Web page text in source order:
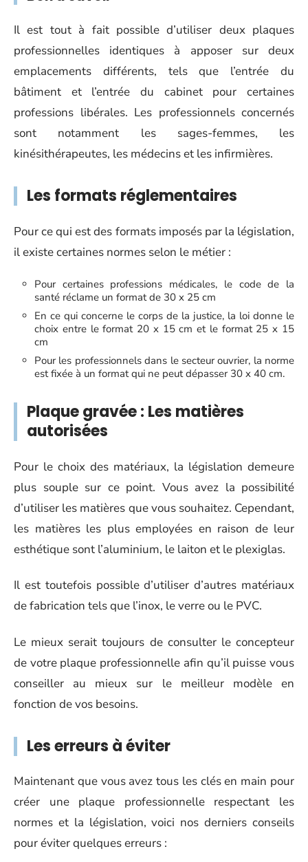
Il est tout à fait possible d’utiliser deux plaques
professionnelles identiques à apposer sur deux
emplacements différents, tels que l’entrée du
bâtiment et l’entrée du cabinet pour certaines
professions libérales. Les professionnels concernés
sont notamment les sages-femmes, les
kinésithérapeutes, les médecins et les infirmières.
Les formats réglementaires
Pour ce qui est des formats imposés par la législation,
il existe certaines normes selon le métier :
Pour certaines professions médicales, le code de la
santé réclame un format de 30 x 25 cm
En ce qui concerne le corps de la justice, la loi donne le
choix entre le format 20 x 15 cm et le format 25 x 15
cm
Pour les professionnels dans le secteur ouvrier, la norme
est fixée à un format qui ne peut dépasser 30 x 40 cm.
Plaque gravée : Les matières
autorisées
Pour le choix des matériaux, la législation demeure
plus souple sur ce point. Vous avez la possibilité
d’utiliser les matières que vous souhaitez. Cependant,
les matières les plus employées en raison de leur
esthétique sont l’aluminium, le laiton et le plexiglas.
Il est toutefois possible d’utiliser d’autres matériaux
de fabrication tels que l’inox, le verre ou le PVC.
Le mieux serait toujours de consulter le concepteur
de votre plaque professionnelle afin qu’il puisse vous
conseiller au mieux sur le meilleur modèle en
fonction de vos besoins.
Les erreurs à éviter
Maintenant que vous avez tous les clés en main pour
créer une plaque professionnelle respectant les
normes et la législation, voici nos derniers conseils
pour éviter quelques erreurs :